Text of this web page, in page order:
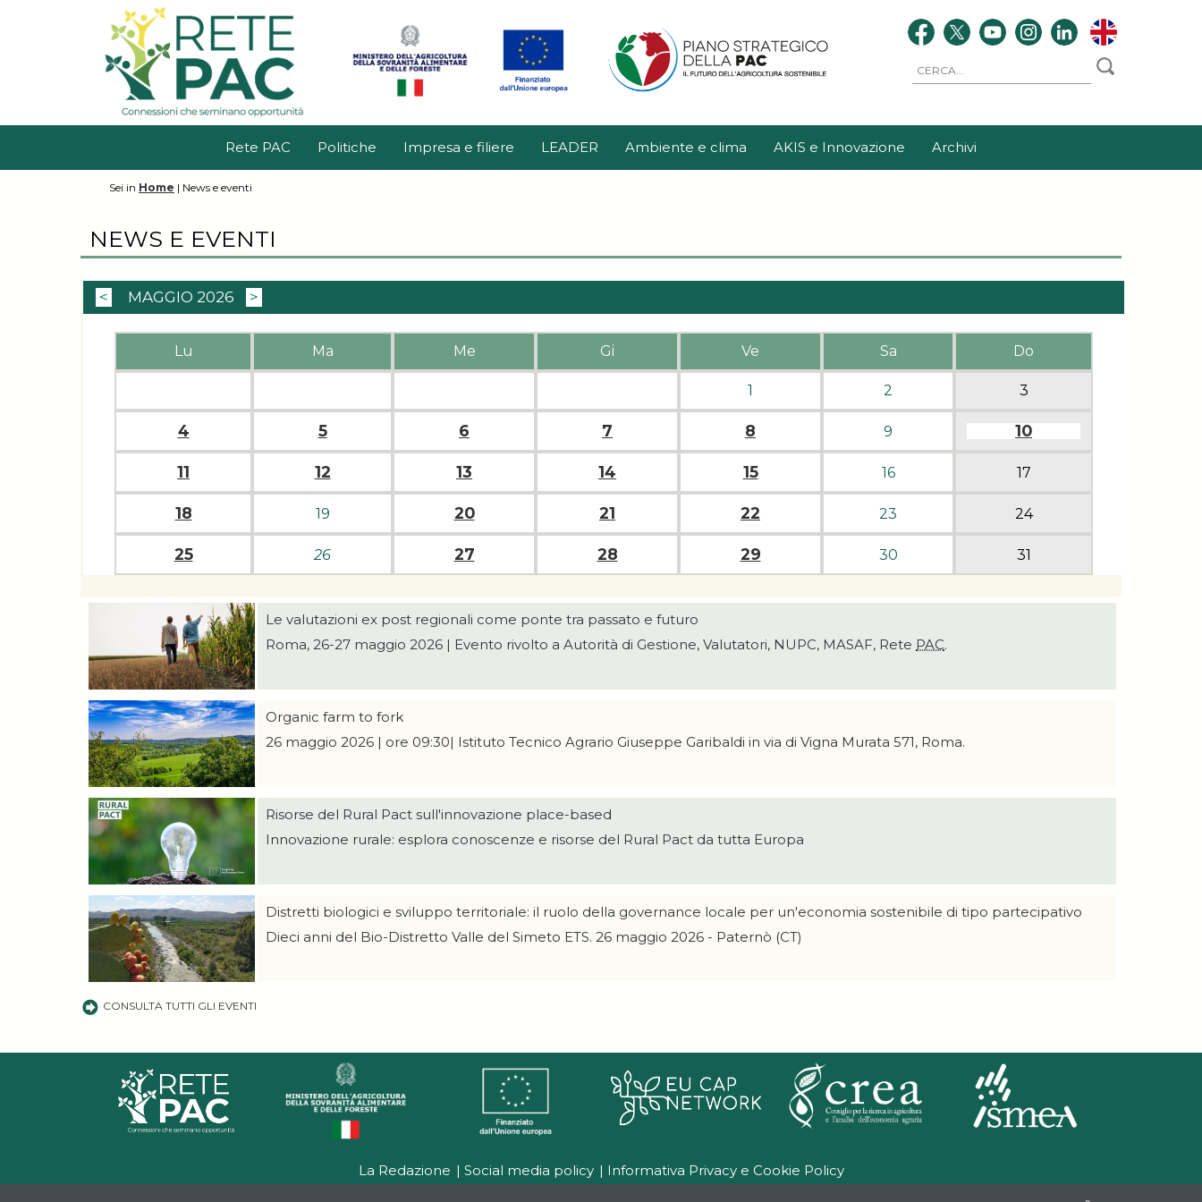
Rete PAC Politiche Impresa e filiere LEADER Ambiente e clima AKIS e Innovazione Archivi
Sei in Home | News e eventi
NEWS E EVENTI
< MAGGIO 2026 >
Lu Ma Me Gi Ve Sa Do
1 2 3
4 5 6 7 8 9 10
11 12 13 14 15 16 17
18 19 20 21 22 23 24
25 26 27 28 29 30 31
Le valutazioni ex post regionali come ponte tra passato e futuro
Roma, 26-27 maggio 2026 | Evento rivolto a Autorità di Gestione, Valutatori, NUPC, MASAF, Rete PAC.
Organic farm to fork
26 maggio 2026 | ore 09:30| Istituto Tecnico Agrario Giuseppe Garibaldi in via di Vigna Murata 571, Roma.
Risorse del Rural Pact sull'innovazione place-based
Innovazione rurale: esplora conoscenze e risorse del Rural Pact da tutta Europa
Distretti biologici e sviluppo territoriale: il ruolo della governance locale per un'economia sostenibile di tipo partecipativo
Dieci anni del Bio-Distretto Valle del Simeto ETS. 26 maggio 2026 - Paternò (CT)
CONSULTA TUTTI GLI EVENTI
La Redazione Social media policy Informativa Privacy e Cookie Policy